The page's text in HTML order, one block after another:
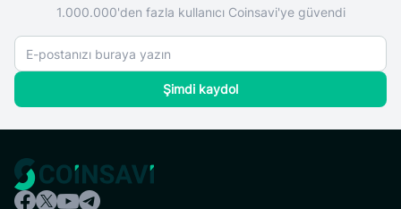
1.000.000'den fazla kullanıcı Coinsavi'ye güvendi
Şimdi kaydol